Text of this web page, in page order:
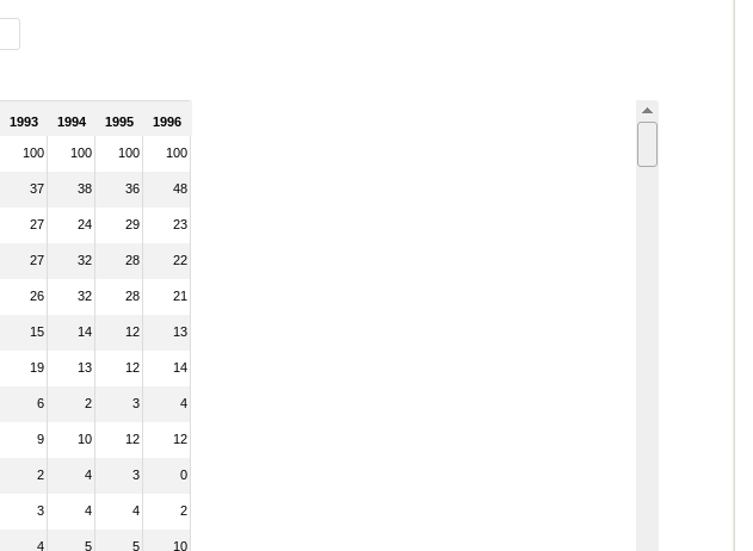
1993 1994 1995 1996
100 100 100 100
37 38 36 48
27 24 29 23
27 32 28 22
26 32 28 21
15 14 12 13
19 13 12 14
6 2 3 4
9 10 12 12
2 4 3 0
3 4 4 2
4 5 5 10